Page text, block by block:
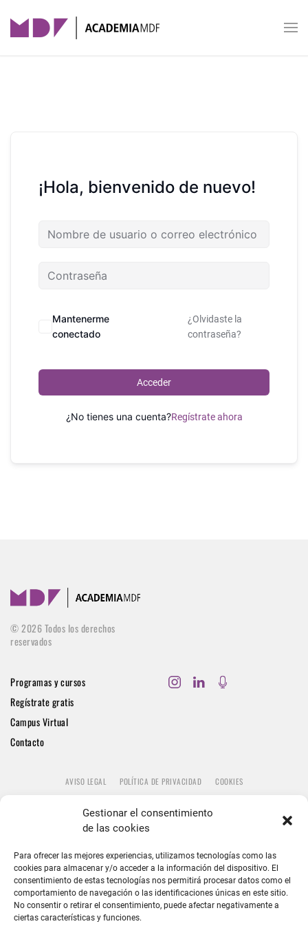
Gestionar el consentimiento
de las cookies
Para ofrecer las mejores experiencias, utilizamos tecnologías como las
cookies para almacenar y/o acceder a la información del dispositivo. El
consentimiento de estas tecnologías nos permitirá procesar datos como el
comportamiento de navegación o las identificaciones únicas en este sitio.
No consentir o retirar el consentimiento, puede afectar negativamente a
ciertas características y funciones.
Skip to main content
¡Hola, bienvenido de nuevo!
Mantenerme
conectado
¿Olvidaste la
contraseña?
Acceder
¿No tienes una cuenta?Regístrate ahora
©2026Todos los derechos
reservados
Programas y cursos
Regístrate gratis
Campus Virtual
Contacto
AVISO LEGAL POLÍTICA DE PRIVACIDAD COOKIES